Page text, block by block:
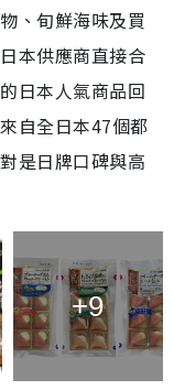
、旬鮮海味及買
本供應商直接合
日本人氣商品回
自全日本47個都
是日牌口碑與高
+9